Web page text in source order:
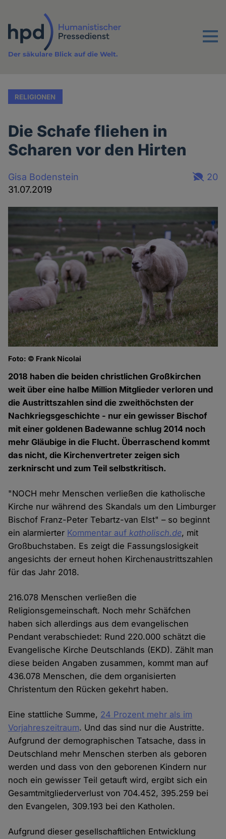
Inhalt
Menu
Der säkulare Blick auf die Welt.
RELIGIONEN
Die Schafe fliehen in
Scharen vor den Hirten
Gisa Bodenstein
31.07.2019
20
Foto: © Frank Nicolai
2018 haben die beiden christlichen Großkirchen
weit über eine halbe Million Mitglieder verloren und
die Austrittszahlen sind die zweithöchsten der
Nachkriegsgeschichte - nur ein gewisser Bischof
mit einer goldenen Badewanne schlug 2014 noch
mehr Gläubige in die Flucht. Überraschend kommt
das nicht, die Kirchenvertreter zeigen sich
zerknirscht und zum Teil selbstkritisch.
"NOCH mehr Menschen verließen die katholische
Kirche nur während des Skandals um den Limburger
Bischof Franz-Peter Tebartz-van Elst" – so beginnt
ein alarmierter Kommentar aufkatholisch.de, mit
Großbuchstaben. Es zeigt die Fassungslosigkeit
angesichts der erneut hohen Kirchenaustrittszahlen
für das Jahr 2018.
216.078 Menschen verließen die
Religionsgemeinschaft. Noch mehr Schäfchen
haben sich allerdings aus dem evangelischen
Pendant verabschiedet: Rund 220.000 schätzt die
Evangelische Kirche Deutschlands (EKD). Zählt man
diese beiden Angaben zusammen, kommt man auf
436.078 Menschen, die dem organisierten
Christentum den Rücken gekehrt haben.
Eine stattliche Summe, 24 Prozent mehr als im
Vorjahreszeitraum. Und das sind nur die Austritte.
Aufgrund der demographischen Tatsache, dass in
Deutschland mehr Menschen sterben als geboren
werden und dass von den geborenen Kindern nur
noch ein gewisser Teil getauft wird, ergibt sich ein
Gesamtmitgliederverlust von 704.452, 395.259 bei
den Evangelen, 309.193 bei den Katholen.
Aufgrund dieser gesellschaftlichen Entwicklung